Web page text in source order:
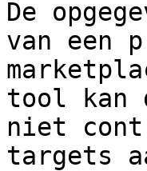
De
van een
tool kan
niet
targets